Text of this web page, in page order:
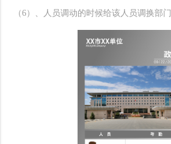
（6）、人员调动的时候给该人员调换部门